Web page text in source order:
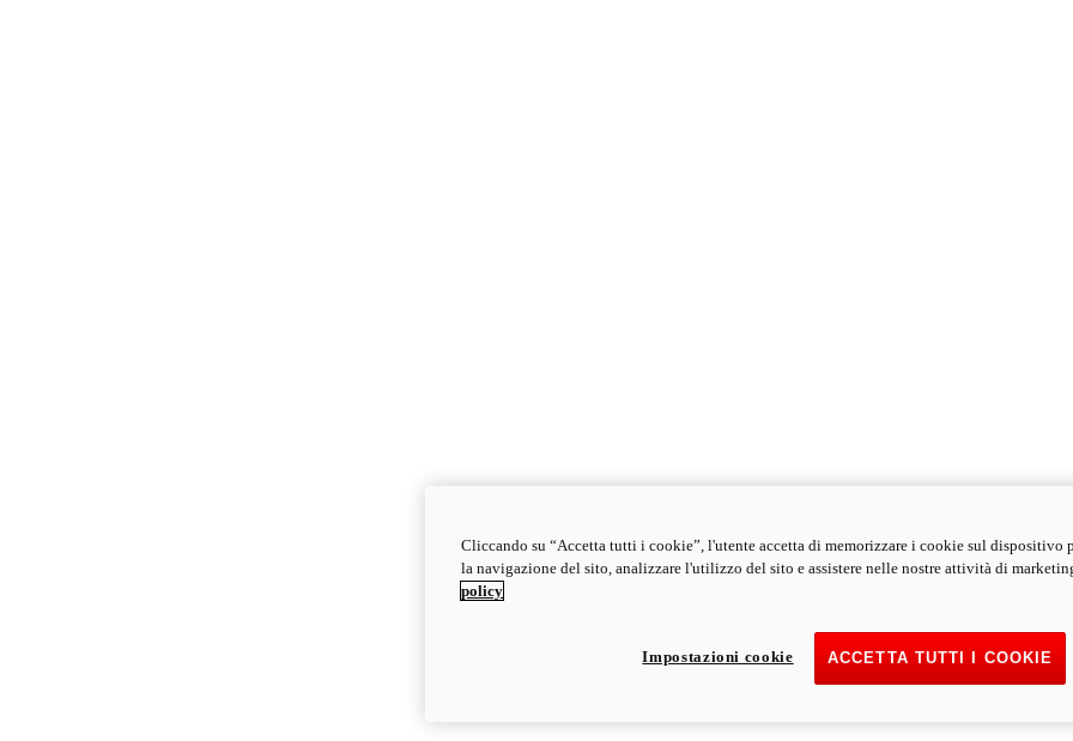
Cliccando su “Accetta tutti i cookie”, l'utente accetta di memorizzare i cookie sul dispositivo
la navigazione del sito, analizzare l'utilizzo del sito e assistere nelle nostre attività di
policy
ACCETTA TUTTI I COOKIE
Impostazioni cookie